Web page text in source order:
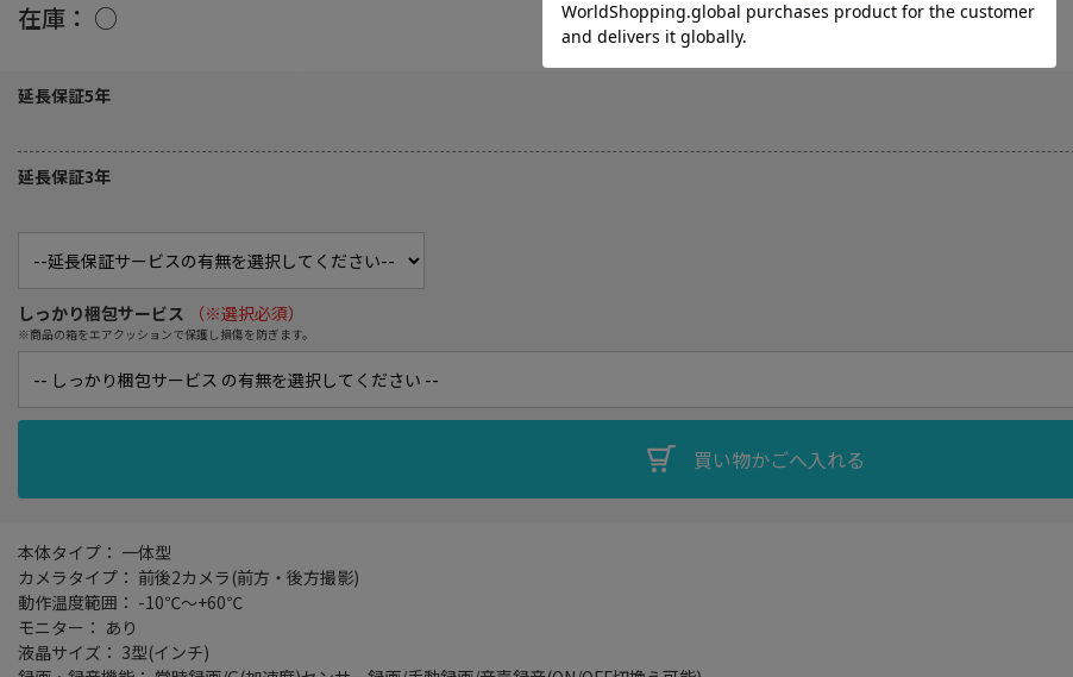
在庫： ○
延長保証5年
延長保証3年
しっかり梱包サービス （※選択必須）
※商品の箱をエアクッションで保護し損傷を防ぎます。
本体タイプ： 一体型
カメラタイプ： 前後2カメラ(前方・後方撮影)
動作温度範囲： -10℃～+60℃
モニター： あり
液晶サイズ： 3型(インチ)